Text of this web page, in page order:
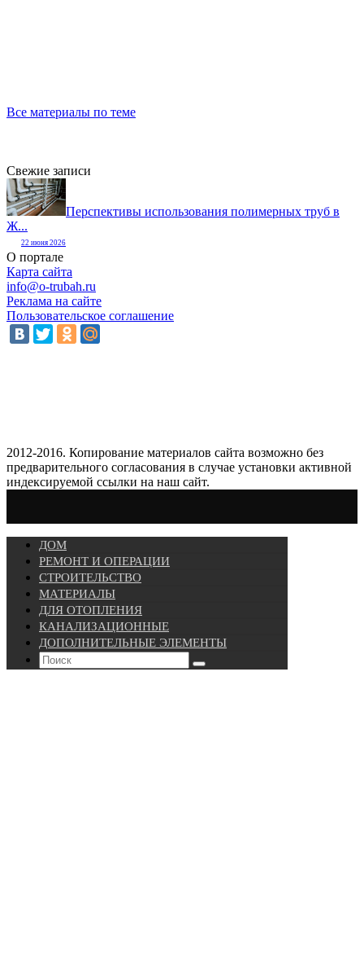
Все материалы по теме
Свежие записи
Перспективы использования полимерных труб в
Ж...
22 июня 2026
О портале
Карта сайта
info@o-trubah.ru
Реклама на сайте
Пользовательское соглашение
2012-2016. Копирование материалов сайта возможно без
предварительного согласования в случае установки активной
индексируемой ссылки на наш сайт.
ДОМ
РЕМОНТ И ОПЕРАЦИИ
СТРОИТЕЛЬСТВО
МАТЕРИАЛЫ
ДЛЯ ОТОПЛЕНИЯ
КАНАЛИЗАЦИОННЫЕ
ДОПОЛНИТЕЛЬНЫЕ ЭЛЕМЕНТЫ